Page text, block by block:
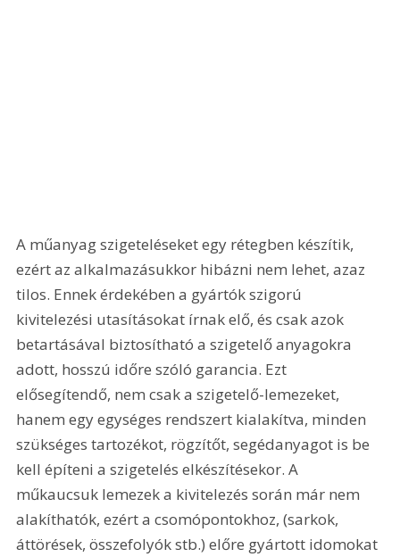
A műanyag szigeteléseket egy rétegben készítik,
ezért az alkalmazásukkor hibázni nem lehet, azaz
tilos. Ennek érdekében a gyártók szigorú
kivitelezési utasításokat írnak elő, és csak azok
betartásával biztosítható a szigetelő anyagokra
adott, hosszú időre szóló garancia. Ezt
elősegítendő, nem csak a szigetelő-lemezeket,
hanem egy egységes rendszert kialakítva, minden
szükséges tartozékot, rögzítőt, segédanyagot is be
kell építeni a szigetelés elkészítésekor. A
műkaucsuk lemezek a kivitelezés során már nem
alakíthatók, ezért a csomópontokhoz, (sarkok,
áttörések, összefolyók stb.) előre gyártott idomokat